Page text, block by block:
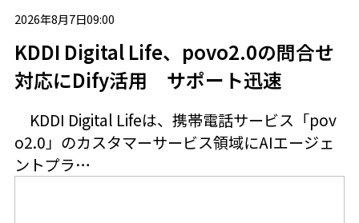
2026年8月7日09:00
KDDI Digital Life、povo2.0の問合せ
対応にDify活用 サポート迅速
KDDI Digital Lifeは、携帯電話サービス「pov
o2.0」のカスタマーサービス領域にAIエージェ
ントプラ…